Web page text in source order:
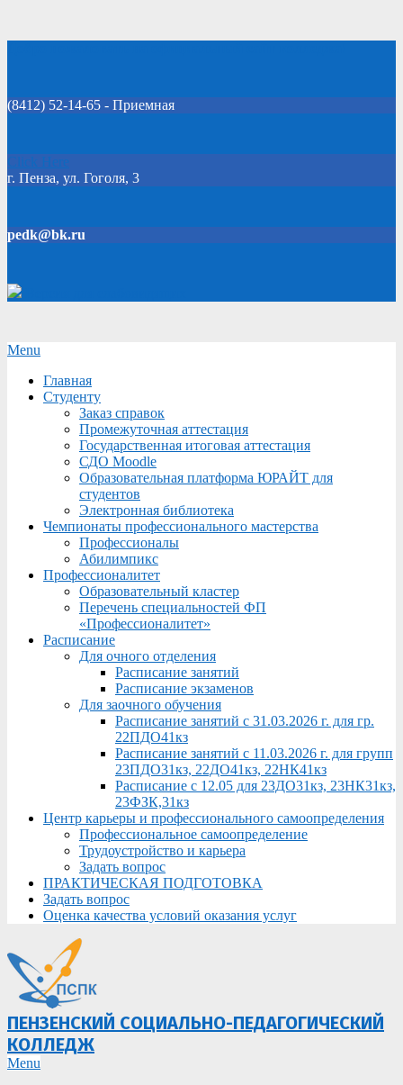
(8412) 52-14-65 - Приемная
Click Here
г. Пенза, ул. Гоголя, 3
pedk@bk.ru
Secondary
Menu
Menu
Главная
Студенту
Заказ справок
Промежуточная аттестация
Государственная итоговая аттестация
СДО Moodle
Образовательная платформа ЮРАЙТ для
студентов
Электронная библиотека
Чемпионаты профессионального мастерства
Профессионалы
Абилимпикс
Профессионалитет
Образовательный кластер
Перечень специальностей ФП
«Профессионалитет»
Расписание
Для очного отделения
Расписание занятий
Расписание экзаменов
Для заочного обучения
Расписание занятий с 31.03.2026 г. для гр.
22ПДО41кз
Расписание занятий с 11.03.2026 г. для групп
23ПДО31кз, 22ДО41кз, 22НК41кз
Расписание с 12.05 для 23ДО31кз, 23НК31кз,
23ФЗК,31кз
Центр карьеры и профессионального самоопределения
Профессиональное самоопределение
Трудоустройство и карьера
Задать вопрос
ПРАКТИЧЕСКАЯ ПОДГОТОВКА
Задать вопрос
Оценка качества условий оказания услуг
ПЕНЗЕНСКИЙ СОЦИАЛЬНО-ПЕДАГОГИЧЕСКИЙ
КОЛЛЕДЖ
Primary
Menu